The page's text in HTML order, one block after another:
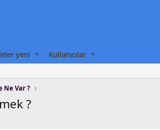
yeni Kullanıcılar
Ne Var ?
?